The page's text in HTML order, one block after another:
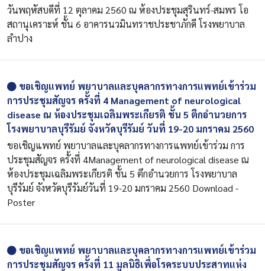
วันพฤหัสบดีที่ 12 ตุลาคม 2560 ณ ห้องประชุมสุรินทร์-สมพร โอ
สถานุเคราะห์ ชั้น 6 อาคารนวมินทราชประชาภักดี โรงพยาบาล
ลำปาง
ขอเชิญแพทย์ พยาบาลและบุคลากรทางการแพทย์เข้าร่วม
การประชุมสัญจร ครั้งที่ 4 Management of neurological
disease ณ ห้องประชุมเฉลิมพระเกียรติ ชั้น 5 ตึกอำนวยการ
โรงพยาบาลบุรีรัมย์ จังหวัดบุรีรัมย์ วันที่ 19-20 มกราคม 2560
ขอเชิญแพทย์ พยาบาลและบุคลากรทางการแพทย์เข้าร่วม การ
ประชุมสัญจร ครั้งที่ 4Management of neurological disease ณ
ห้องประชุมเฉลิมพระเกียรติ ชั้น 5 ตึกอำนวยการ โรงพยาบาล
บุรีรัมย์ จังหวัดบุรีรัมย์วันที่ 19-20 มกราคม 2560 Download -
Poster
ขอเชิญแพทย์ พยาบาลและบุคลากรทางการแพทย์เข้าร่วม
การประชุมสัญจร ครั้งที่ 11 มูลนิธิเพื่อโรคระบบประสาทแห่ง